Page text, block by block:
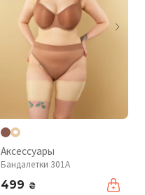
Аксессуары
Бандалетки 301A
499 ₴